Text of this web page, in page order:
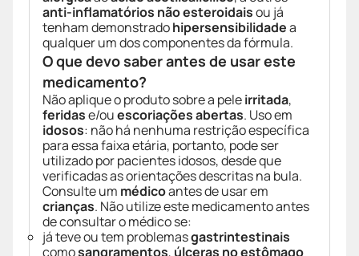
anti-inflamatórios não esteroidaisou já
tenham demonstradohipersensibilidadea
qualquer um dos componentes da fórmula.
O que devo saber antes de usar este
medicamento?
Não aplique o produto sobre a peleirritada,
feridase/ouescoriações abertas. Uso em
idosos: não há nenhuma restrição específica
para essa faixa etária, portanto, pode ser
utilizado por pacientes idosos, desde que
verificadas as orientações descritas na bula.
Consulte um médicoantes de usar em
crianças. Não utilize este medicamento antes
de consultar o médico se:
já teve ou tem problemasgastrintestinais
comosangramentos, úlceras no estômago